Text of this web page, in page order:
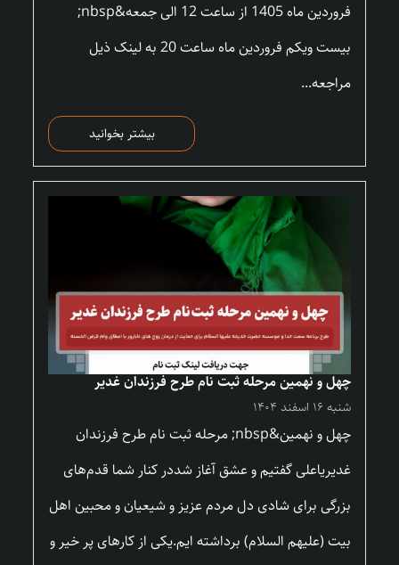
فروردین ماه 1405 از ساعت 12 الی جمعه&nbsp;
بیست ویکم فروردین ماه ساعت 20 به لینک ذیل
مراجعه...
بیشتر بخوانید
چهل و نهمین مرحله ثبت نام طرح فرزندان غدیر
شنبه ۱۶ اسفند ۱۴۰۴
چهل و نهمین&nbsp; مرحله ثبت نام طرح فرزندان
غدیریاعلی گفتیم و عشق آغاز شددر کنار شما قدم‌های
بزرگی برای شادی دل مردم عزیز و شیعیان و محبین اهل
بیت (علیهم السلام) برداشته ایم.یکی از کارهای پر خیر و